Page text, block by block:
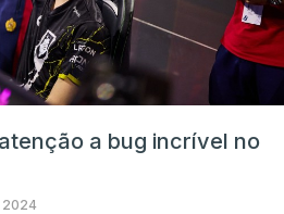
a bug incrível no
2024